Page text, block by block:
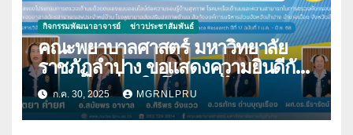
กิจกรรมพัฒนาอาจารย์ ข่าวประชาสัมพันธ์
คณะพยาบาลศาสตร์ มหาวิทยาลัย
ราชภัฏลำปาง ขอแสดงความยินดีกับ
บุคลากร เนื่องในโอกาสที่ได้รับการตี
พิมพ์ผลงานวิจัย
ก.ค. 30, 2025 MGRNLPRU